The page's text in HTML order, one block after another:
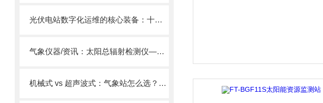
光伏电站数字化运维的核心装备：十一要素分布式光伏气象站技术优势解析
气象仪器/资讯：太阳总辐射检测仪—方便到不同环境进行监测的总辐射记录仪
机械式 vs 超声波式：气象站怎么选？五要素一体式优势在哪？